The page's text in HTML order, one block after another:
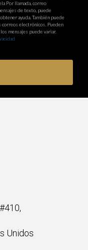
Por llamada, correo
de texto, puede
ayuda. También puede
correos electrónicos. Pueden
mensajes puede variar.
Unidos